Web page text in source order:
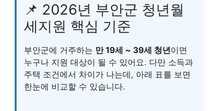
📌 2026년 부안군 청년월
세지원 핵심 기준
부안군에 거주하는 만 19세 ~ 39세 청년이면
누구나 지원 대상이 될 수 있어요. 다만 소득과
주택 조건에서 차이가 나는데, 아래 표를 보면
한눈에 비교할 수 있습니다.